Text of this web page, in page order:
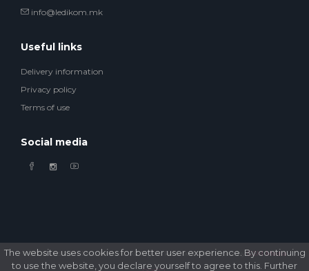
The website uses cookies for better user experience. By continuing
to use the website, you declare yourself to agree to this. Further
info@ledikom.mk
Useful links
Delivery information
Privacy policy
Terms of use
Social media
© 2026 Ledikom Mobile Store. All Rights Reserved. Developed byGSM Media